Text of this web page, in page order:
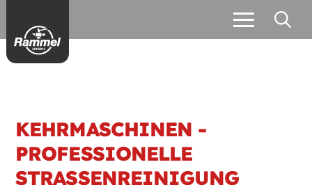
KEHRMASCHINEN -
PROFESSIONELLE
STRASSENREINIGUNG